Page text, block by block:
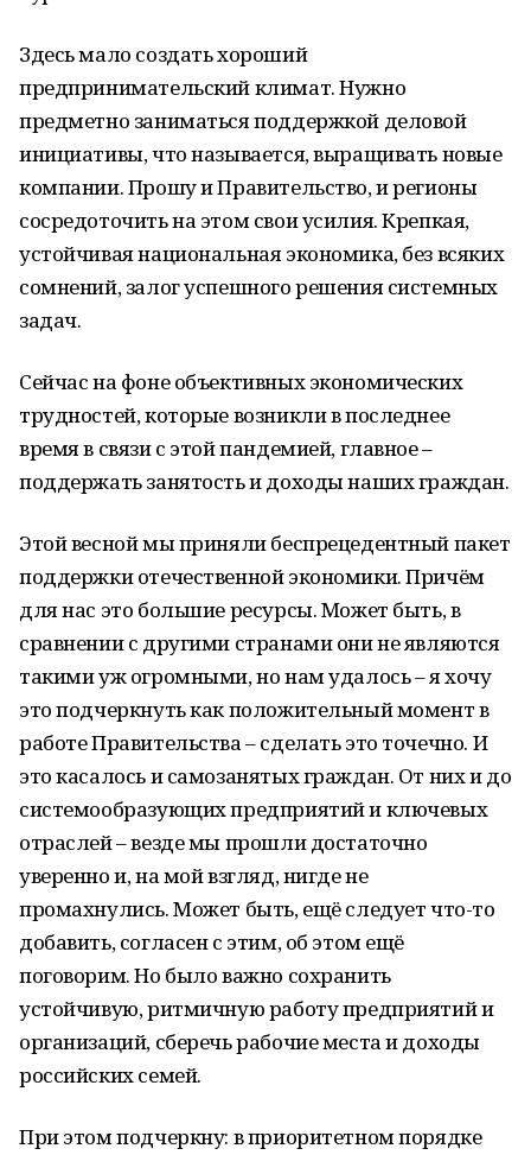
Здесь мало создать хороший
предпринимательский климат. Нужно
предметно заниматься поддержкой деловой
инициативы, что называется, выращивать новые
компании. Прошу и Правительство, и регионы
сосредоточить на этом свои усилия. Крепкая,
устойчивая национальная экономика, без всяких
сомнений, залог успешного решения системных
задач.
Сейчас на фоне объективных экономических
трудностей, которые возникли в последнее
время в связи с этой пандемией, главное –
поддержать занятость и доходы наших граждан.
Этой весной мы приняли беспрецедентный пакет
поддержки отечественной экономики. Причём
для нас это большие ресурсы. Может быть, в
сравнении с другими странами они не являются
такими уж огромными, но нам удалось – я хочу
это подчеркнуть как положительный момент в
работе Правительства – сделать это точечно. И
это касалось и самозанятых граждан. От них и до
системообразующих предприятий и ключевых
отраслей – везде мы прошли достаточно
уверенно и, на мой взгляд, нигде не
промахнулись. Может быть, ещё следует что-то
добавить, согласен с этим, об этом ещё
поговорим. Но было важно сохранить
устойчивую, ритмичную работу предприятий и
организаций, сберечь рабочие места и доходы
российских семей.
При этом подчеркну: в приоритетном порядке